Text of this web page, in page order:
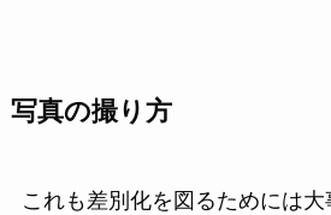
写真の撮り方
これも差別化を図るためには大